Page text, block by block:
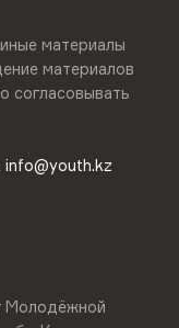
материалы
материалов
согласовывать
info@youth.kz
Молодёжной